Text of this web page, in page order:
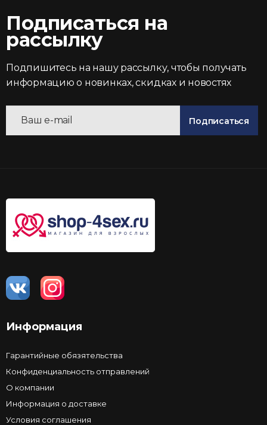
Подписаться на
рассылку
Подпишитесь на нашу рассылку, чтобы получать
информацию о новинках, скидках и новостях
Подписаться
Информация
Гарантийные обязятельства
Конфиденциальность отправлений
О компании
Информация о доставке
Условия соглашения